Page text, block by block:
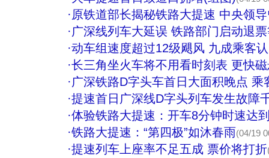
·原铁道部长揭秘铁路大提速 中央领
·广深线列车大延误 铁路部门启动退
·动车组速度超过12级飓风 九成乘客
·长三角坐火车将不用看时刻表 更快
·广深铁路D字头车首日大面积晚点 乘
·提速首日广深线D字头列车发生故障
·体验铁路大提速：开车8分钟时速达
·铁路大提速：“第四极”如沐春雨(04/19
·提速列车上座率不足五成 票价将打折